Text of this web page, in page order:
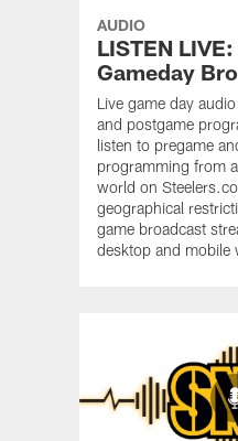
AUDIO
LISTEN
Gameday
Live game day
and postgame
listen to pregame
programming from
world on
geographical
game broadcast
desktop and mobile